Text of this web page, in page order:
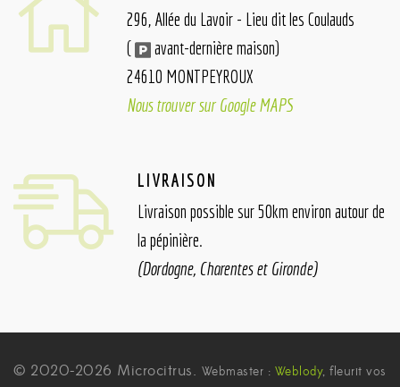
296, Allée du Lavoir - Lieu dit les Coulauds
(
avant-dernière maison)
24610 MONTPEYROUX
Nous trouver sur Google MAPS
LIVRAISON
Livraison possible sur 50km environ autour de
la pépinière.
(Dordogne, Charentes et Gironde)
© 2020-2026 Microcitrus. Webmaster : Weblody, fleurit vos